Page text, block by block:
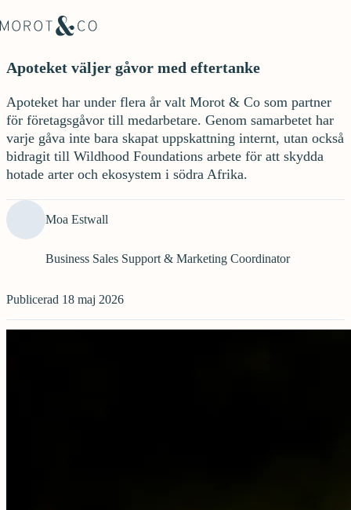
Apoteket väljer gåvor med eftertanke
Apoteket har under flera år valt Morot & Co som partner
för företagsgåvor till medarbetare. Genom samarbetet har
varje gåva inte bara skapat uppskattning internt, utan också
bidragit till Wildhood Foundations arbete för att skydda
hotade arter och ekosystem i södra Afrika.
Moa Estwall
Business Sales Support & Marketing Coordinator
Publicerad 18 maj 2026